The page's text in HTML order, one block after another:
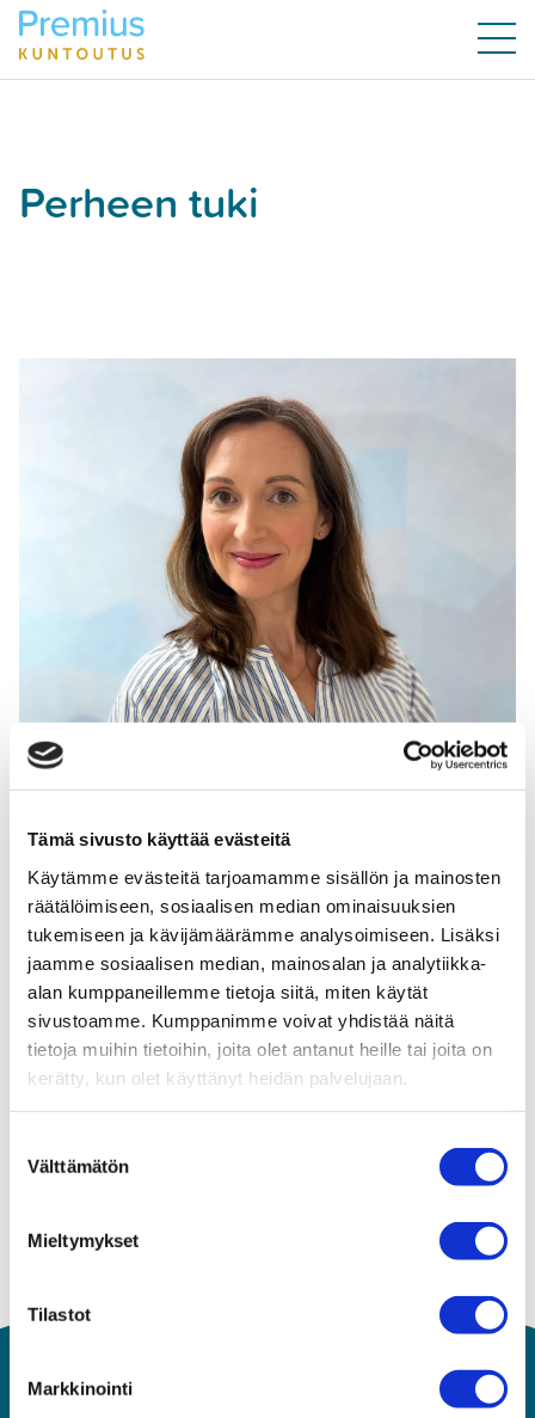
Tämä sivusto käyttää evästeitä
Käytämme evästeitä tarjoamamme sisällön ja mainosten
räätälöimiseen, sosiaalisen median ominaisuuksien
tukemiseen ja kävijämäärämme analysoimiseen. Lisäksi
jaamme sosiaalisen median, mainosalan ja analytiikka-
alan kumppaneillemme tietoja siitä, miten käytät
sivustoamme. Kumppanimme voivat yhdistää näitä
tietoja muihin tietoihin, joita olet antanut heille tai joita on
kerätty, kun olet käyttänyt heidän palvelujaan.
valinta
Välttämätön
Mieltymykset
Tilastot
Markkinointi
Perheen tuki
Anna-Riikka Valve
Psykoterapeutti, psykologi